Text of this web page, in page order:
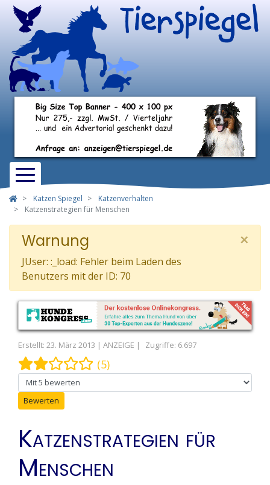
Katzen Spiegel
Katzenverhalten
Katzenstrategien für Menschen
Warnung
JUser: :_load: Fehler beim Laden des
Benutzers mit der ID: 70
×
Erstellt: 23. März 2013 Zugriffe: 6.697
Bewertung:2/5 (5)
Bitte bewerten
Katzenstrategien für
Menschen